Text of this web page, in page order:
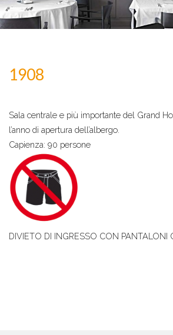
1908
Sala centrale e più importante del Grand
l’anno di apertura dell’albergo.
Capienza: 90 persone
DIVIETO DI INGRESSO CON PANTALONI